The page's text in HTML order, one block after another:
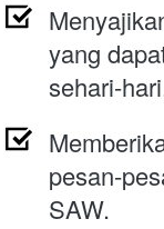
yang
sehari-
pesan-
SAW.